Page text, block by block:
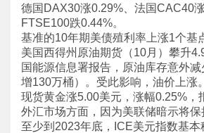
德国DAX30涨0.29%、法国CAC40
FTSE100跌0.44%。
基准的10年期美债殖利率上涨1个基
美国西得州原油期货（10月）攀升
国能源信息署报告，原油库存意外
增130万桶）。受此影响，油价上涨。
现货黄金涨5.00美元，涨幅0.25%，
外汇市场方面，因为美联储暗示将
至少到2023年底，ICE美元指数基本